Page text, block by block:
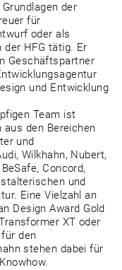
der
für
oder als
der HFG tätig. Er
Geschäftspartner
und Entwicklung
Team ist
den Bereichen
und
Wilkhahn, Nubert,
Concord,
und
Eine Vielzahl an
Design Award Gold
XT oder
den
stehen dabei für